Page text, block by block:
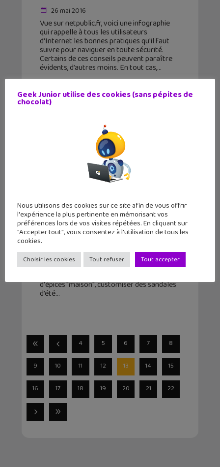
26 mai 2016
Vue sur netpublic.fr, voici une infographie
qui rappelle à tous les utilisateurs
d'Internet les bonnes pratiques qu'il faut
suivre pour naviguer en toute sécurité.
Certains de ces conseils peuvent paraître
évidents, d’autres moins. En tout cas,
Oui Are Makers : deviens un maker
avec plein de tutoriels
26 mai 2016
d'épices "maison", customiser des sandales
d’été
4 5 6 7 8
9 10 11 12 13 14 15
16 17 18 19 20 21 22
Geek Junior utilise des cookies (sans pépites de
chocolat)
Nous utilisons des cookies sur ce site afin de vous offrir
l'expérience la plus pertinente en mémorisant vos
préférences lors de vos visites répétées. En cliquant sur
"Accepter tout", vous consentez à l'utilisation de tous les
cookies.
Choisir les cookies Tout refuser Tout accepter